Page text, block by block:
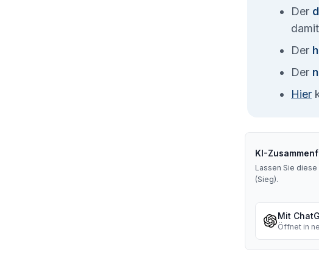
Der
Der
Der
Hier
KI-
Lassen Sie
(Sieg).
Mit
Öffnet in